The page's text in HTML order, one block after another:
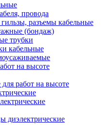
провода
разъемы кабельные
(бондаж)
трубки
кабельные
на высоте
работ на высоте
диэлектрические